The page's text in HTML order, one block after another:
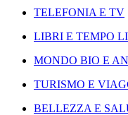
TELEFONIA E TV
LIBRI E TEMPO
MONDO BIO E
TURISMO E
BELLEZZA E